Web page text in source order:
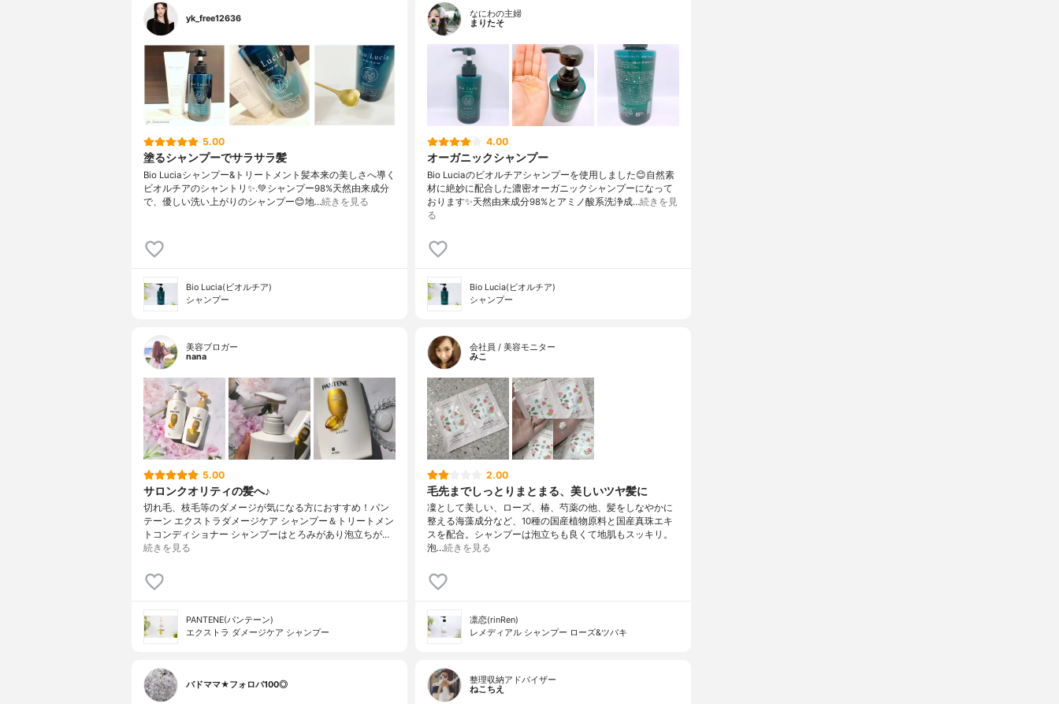
yk_free12636
5.00
塗るシャンプーでサラサラ髪
Bio Luciaシャンプー&トリートメント⁡髪本来の美しさへ導く
ビオルチアのシャントリ✨⁡.💚シャンプー98%天然由来成分
で、優しい洗い上がりのシャンプー😊地…続きを見る
Bio Lucia(ビオルチア)
シャンプー
なにわの主婦
まりたそ
4.00
オーガニックシャンプー
Bio Luciaのビオルチアシャンプーを使用しました😊自然素
材に絶妙に配合した濃密オーガニックシャンプーになって
おります✨天然由来成分98%とアミノ酸系洗浄成…続きを見
る
Bio Lucia(ビオルチア)
シャンプー
美容ブロガー
nana
5.00
サロンクオリティの髪へ♪
切れ毛、枝毛等のダメージが気になる方におすすめ！パン
テーン エクストラダメージケア シャンプー＆トリートメン
トコンディショナー シャンプーはとろみがあり泡立ちが…
続きを見る
PANTENE(パンテーン)
エクストラ ダメージケア シャンプー
会社員 / 美容モニター
みこ
2.00
毛先までしっとりまとまる、美しいツヤ髪に
凜として美しい、ローズ、椿、芍薬の他、髪をしなやかに
整える海藻成分など、10種の国産植物原料と国産真珠エキ
スを配合。シャンプーは泡立ちも良くて地肌もスッキリ。
泡…続きを見る
凛恋(rinRen)
レメディアル シャンプー ローズ&ツバキ
バドママ★フォロバ100◎
整理収納アドバイザー
ねこちえ